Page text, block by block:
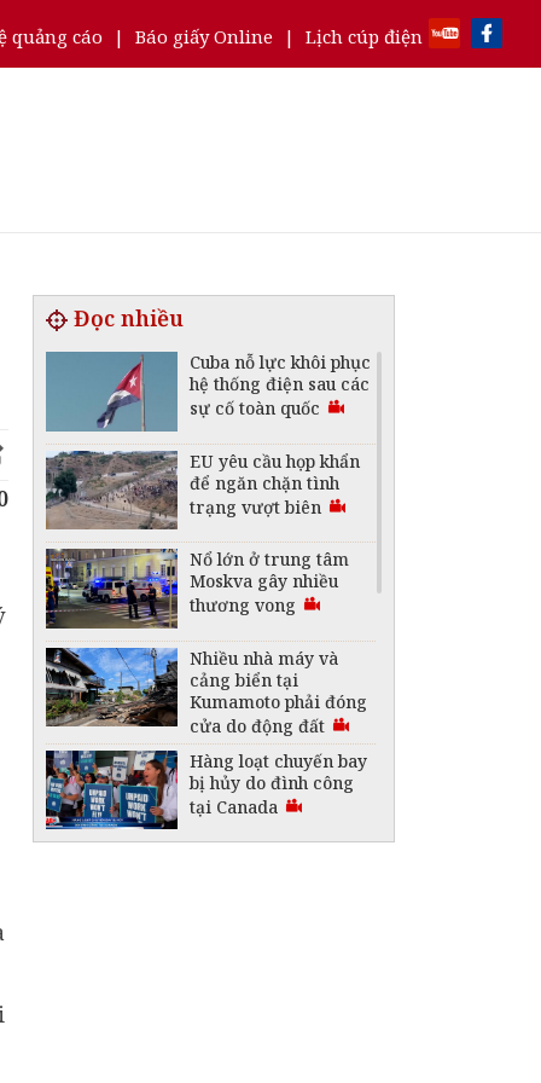
quảng cáo | Báo giấy Online | Lịch cúp điện
Đọc nhiều
Cuba nỗ lực khôi phục
hệ thống điện sau các
sự cố toàn quốc
EU yêu cầu họp khẩn
để ngăn chặn tình
trạng vượt biên
Nổ lớn ở trung tâm
Moskva gây nhiều
thương vong
Nhiều nhà máy và
cảng biển tại
Kumamoto phải đóng
cửa do động đất
Hàng loạt chuyến bay
bị hủy do đình công
tại Canada